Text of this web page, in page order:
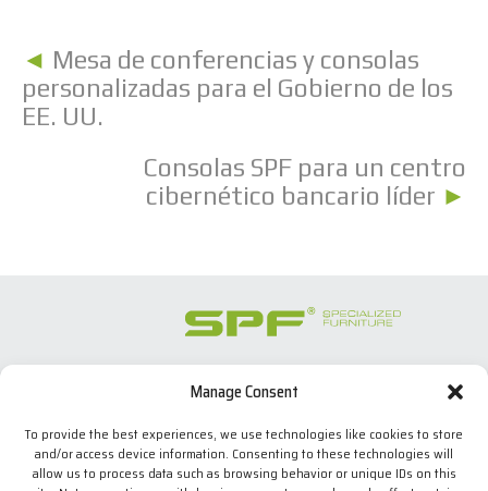
Manage Consent
To provide the best experiences, we use technologies like cookies to store
and/or access device information. Consenting to these technologies will
allow us to process data such as browsing behavior or unique IDs on this
◄ Mesa de conferencias y consolas
personalizadas para el Gobierno de los
EE. UU.
Consolas SPF para un centro
cibernético bancario líder ►
SPECIALIZED FURNITURE SL
08700 Igualada, BARCELONA (Spain)
Tel. +34 938 524 970
info(at)spfconsoles.com